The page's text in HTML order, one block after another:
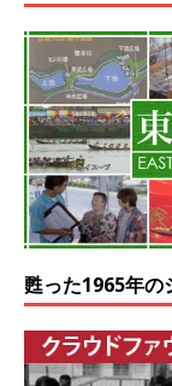
甦った1965年の